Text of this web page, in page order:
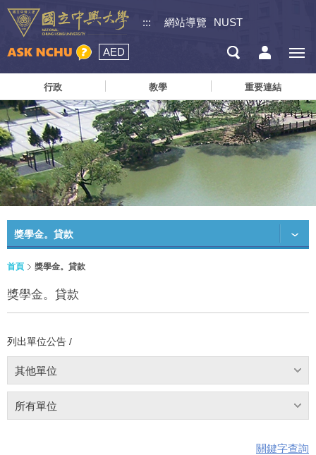
::: 網站導覽 NUST
AED
行政 教學 重要連結
獎學金。貸款
首頁 獎學金。貸款
獎學金。貸款
列出單位公告 /
其他單位
所有單位
關鍵字查詢